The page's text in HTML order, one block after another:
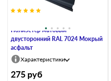
Полиэстер матовый
двусторонний RAL 7024 Мокрый
асфальт
Характеристики
275 руб